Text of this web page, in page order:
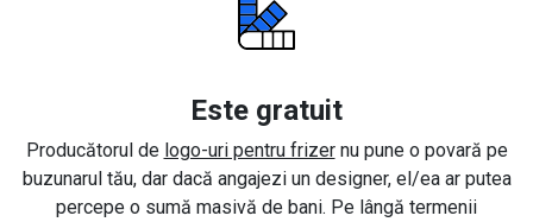
Este gratuit
Producătorul de logo-uri pentru frizernu pune o povară pe
buzunarul tău, dar dacă angajezi un designer, el/ea ar putea
percepe o sumă masivă de bani. Pe lângă termenii